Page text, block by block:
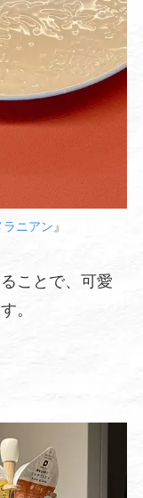
ニアン』
ことで、可愛
。